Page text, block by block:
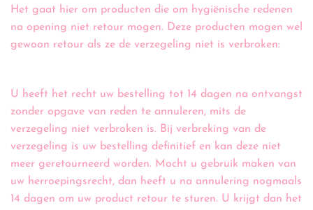
Het gaat hier om producten die om hygiënische redenen
na opening niet retour mogen. Deze producten mogen wel
gewoon retour als ze de verzegeling niet is verbroken:
U heeft het recht uw bestelling tot 14 dagen na ontvangst
zonder opgave van reden te annuleren, mits de
verzegeling niet verbroken is. Bij verbreking van de
verzegeling is uw bestelling definitief en kan deze niet
meer geretourneerd worden. Mocht u gebruik maken van
uw herroepingsrecht, dan heeft u na annulering nogmaals
14 dagen om uw product retour te sturen. U krijgt dan het